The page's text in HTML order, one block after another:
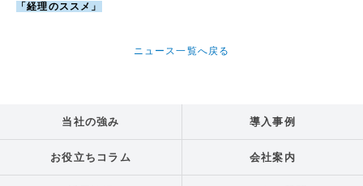
「経理のススメ」
ニュース一覧へ戻る
当社の強み 導入事例
お役立ちコラム 会社案内